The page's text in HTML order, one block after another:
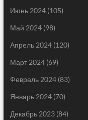
Июнь 2024(105)
Май 2024(98)
Апрель 2024(120)
Март 2024(69)
Февраль 2024(83)
Январь 2024(70)
Декабрь 2023(84)